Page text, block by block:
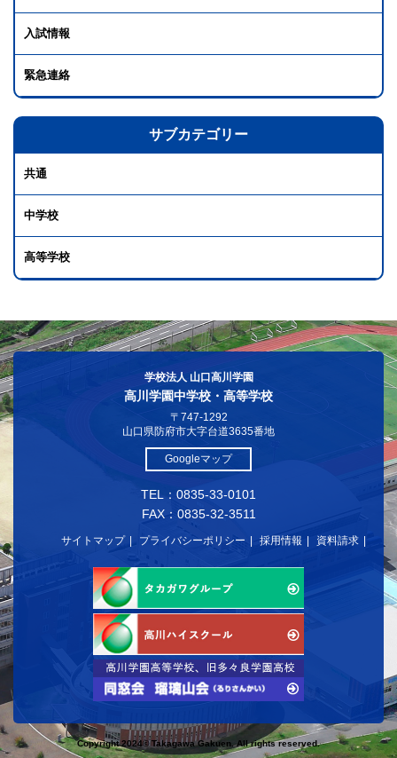
入試情報
緊急連絡
サブカテゴリー
共通
中学校
高等学校
学校法人 山口高川学園
高川学園中学校・高等学校
〒747-1292
山口県防府市大字台道3635番地
Googleマップ
TEL：0835-33-0101
FAX：0835-32-3511
サイトマップ プライバシーポリシー 採用情報 資料請求
Copyright 2024© Takagawa Gakuen. All rights reserved.